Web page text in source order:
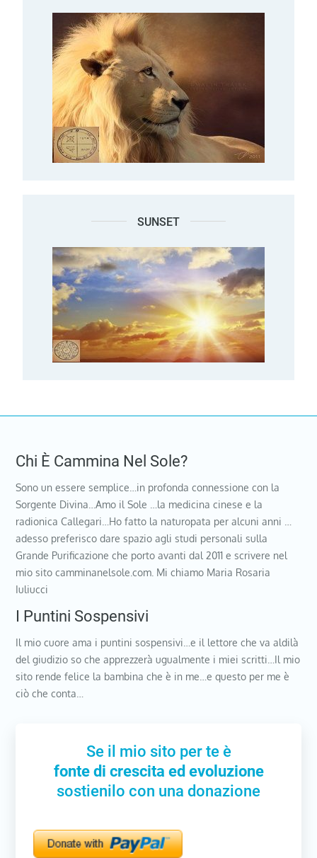
SUNSET
Chi È Cammina Nel Sole?
Sono un essere semplice…in profonda connessione con la
Sorgente Divina…Amo il Sole …la medicina cinese e la
radionica Callegari…Ho fatto la naturopata per alcuni anni …
adesso preferisco dare spazio agli studi personali sulla
Grande Purificazione che porto avanti dal 2011 e scrivere nel
mio sito camminanelsole.com. Mi chiamo Maria Rosaria
Iuliucci
I Puntini Sospensivi
Il mio cuore ama i puntini sospensivi…e il lettore che va aldilà
del giudizio so che apprezzerà ugualmente i miei scritti…Il mio
sito rende felice la bambina che è in me…e questo per me è
ciò che conta…
Se il mio sito per te è
fonte di crescita ed evoluzione
sostienilo con una donazione